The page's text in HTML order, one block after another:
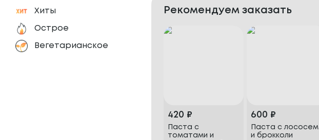
Хиты
Острое
Вегетарианское
Рекомендуем заказать
420 ₽
Паста с
томатами и
600 ₽
Паста с лососем
и брокколи